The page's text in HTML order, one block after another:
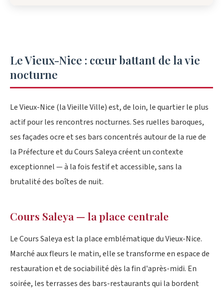
Le Vieux-Nice : cœur battant de la vie
nocturne
Le Vieux-Nice (la Vieille Ville) est, de loin, le quartier le plus
actif pour les rencontres nocturnes. Ses ruelles baroques,
ses façades ocre et ses bars concentrés autour de la rue de
la Préfecture et du Cours Saleya créent un contexte
exceptionnel — à la fois festif et accessible, sans la
brutalité des boîtes de nuit.
Cours Saleya — la place centrale
Le Cours Saleya est la place emblématique du Vieux-Nice.
Marché aux fleurs le matin, elle se transforme en espace de
restauration et de sociabilité dès la fin d'après-midi. En
soirée, les terrasses des bars-restaurants qui la bordent